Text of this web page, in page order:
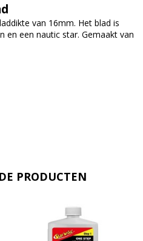
van 16mm. Het blad is
en een nautic star. Gemaakt van
PRODUCTEN